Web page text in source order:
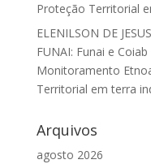
Proteção Territorial
ELENILSON DE
FUNAI: Funai e
Monitoramento
Territorial em terra
Arquivos
agosto 2026